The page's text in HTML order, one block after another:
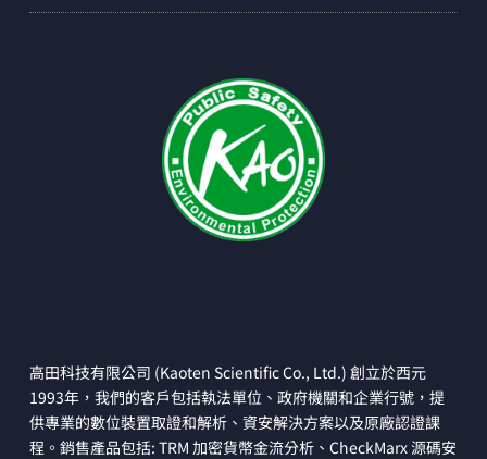
高田科技有限公司 (Kaoten Scientific Co., Ltd.) 創立於西元
1993年，我們的客戶包括執法單位、政府機關和企業行號，提
供專業的數位裝置取證和解析、資安解決方案以及原廠認證課
程。銷售產品包括: TRM 加密貨幣金流分析、CheckMarx 源碼安